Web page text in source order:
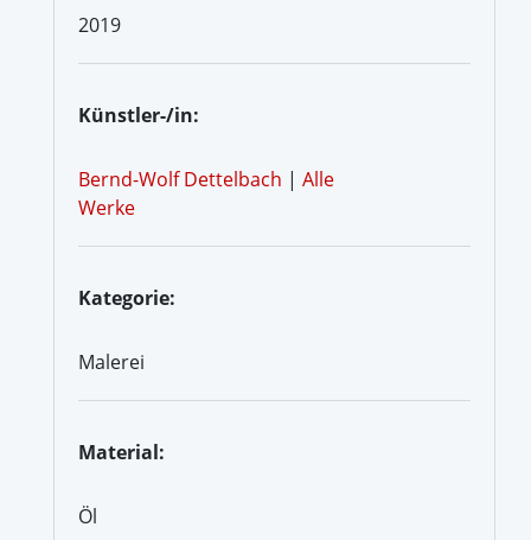
2019
Künstler-/in:
Bernd-Wolf Dettelbach | Alle
Werke
Kategorie:
Malerei
Material:
Öl